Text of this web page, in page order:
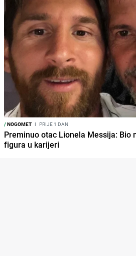
/NOGOMET I PRIJE 1 DAN
Preminuo otac Lionela Messija: Bio
figura u karijeri